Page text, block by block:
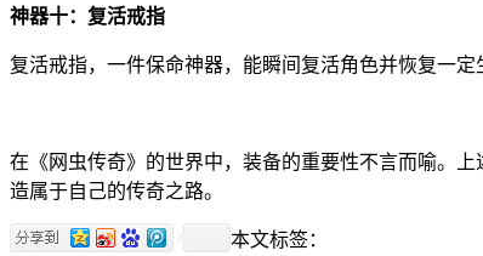
神器十：复活戒指
复活戒指，一件保命神器，能瞬间复活角色并恢复一
在《网虫传奇》的世界中，装备的重要性不言而喻。
造属于自己的传奇之路。
本文标签：